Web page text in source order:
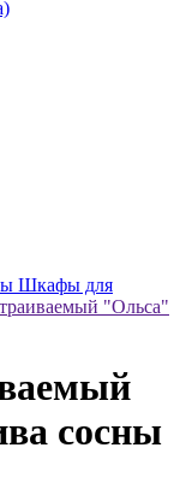
Шкафы для
"Ольса"
сосны